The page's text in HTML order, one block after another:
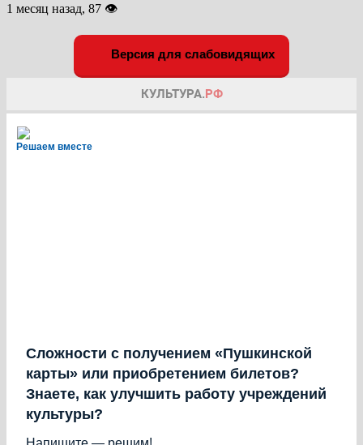
1 месяц назад, 87 👁
Версия для слабовидящих
Решаем вместе
Сложности с получением «Пушкинской
карты» или приобретением билетов?
Знаете, как улучшить работу учреждений
культуры?